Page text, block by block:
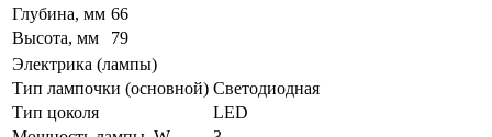
Глубина, мм 66
Высота, мм
79
Электрика (лампы)
Тип лампочки (основной) Светодиодная
Тип цоколя
LED